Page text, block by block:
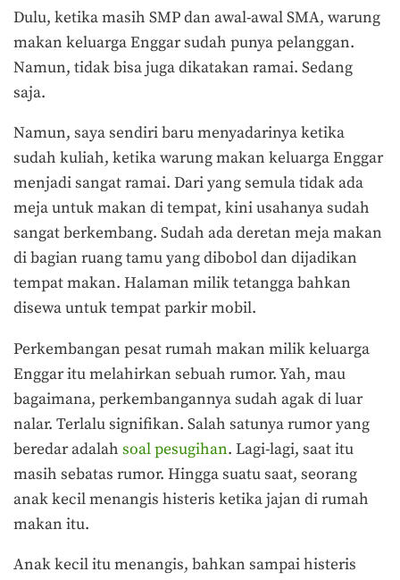
Dulu, ketika masih SMP dan awal-awal SMA, warung
makan keluarga Enggar sudah punya pelanggan.
Namun, tidak bisa juga dikatakan ramai. Sedang
saja.
Namun, saya sendiri baru menyadarinya ketika
sudah kuliah, ketika warung makan keluarga Enggar
menjadi sangat ramai. Dari yang semula tidak ada
meja untuk makan di tempat, kini usahanya sudah
sangat berkembang. Sudah ada deretan meja makan
di bagian ruang tamu yang dibobol dan dijadikan
tempat makan. Halaman milik tetangga bahkan
disewa untuk tempat parkir mobil.
Perkembangan pesat rumah makan milik keluarga
Enggar itu melahirkan sebuah rumor. Yah, mau
bagaimana, perkembangannya sudah agak di luar
nalar. Terlalu signifikan. Salah satunya rumor yang
beredar adalah soal pesugihan. Lagi-lagi, saat itu
masih sebatas rumor. Hingga suatu saat, seorang
anak kecil menangis histeris ketika jajan di rumah
makan itu.
Anak kecil itu menangis, bahkan sampai histeris